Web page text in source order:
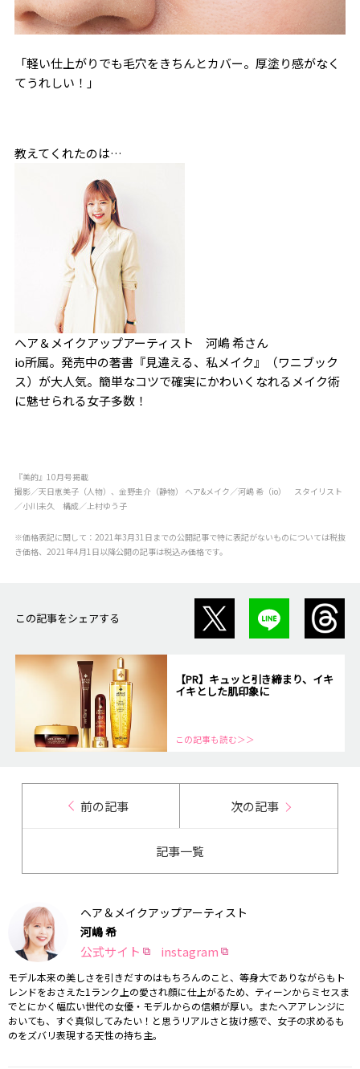
「軽い仕上がりでも毛穴をきちんとカバー。厚塗り感がなく
てうれしい！」
教えてくれたのは…
ヘア＆メイクアップアーティスト 河嶋 希さん
io所属。発売中の著書『見違える、私メイク』（ワニブック
ス）が大人気。簡単なコツで確実にかわいくなれるメイク術
に魅せられる女子多数！
『美的』10月号掲載
撮影／天日恵美子（人物）、金野圭介（静物） ヘア&メイク／河嶋 希（io） スタイリスト
／小川未久 構成／上村ゆう子
※価格表記に関して：2021年3月31日までの公開記事で特に表記がないものについては税抜
き価格、2021年4月1日以降公開の記事は税込み価格です。
この記事をシェアする
【PR】キュッと引き締まり、イキ
イキとした肌印象に
この記事も読む＞＞
前の記事 次の記事
記事一覧
ヘア＆メイクアップアーティスト
河嶋 希
公式サイト instagram
モデル本来の美しさを引きだすのはもちろんのこと、等身大でありながらもト
レンドをおさえた1ランク上の愛され顔に仕上がるため、ティーンからミセスま
でとにかく幅広い世代の女優・モデルからの信頼が厚い。またヘアアレンジに
おいても、すぐ真似してみたい！と思うリアルさと抜け感で、女子の求めるも
のをズバリ表現する天性の持ち主。